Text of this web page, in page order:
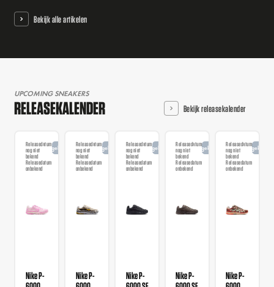
Bekijk alle artikelen
UPCOMING SNEAKERS
RELEASEKALENDER Bekijk releasekalender
Releasedatum
nog niet
bekend
Releasedatum
onbekend
Aangekondigd
Nike P-
Releasedatum
nog niet
bekend
Releasedatum
onbekend
Aangekondigd
Nike P-
Releasedatum
nog niet
bekend
Releasedatum
onbekend
Aangekondigd
Nike P-
Releasedatum
nog niet
bekend
Releasedatum
onbekend
Aangekondigd
Nike P-
Releasedatum
nog niet
bekend
Releasedatum
onbekend
Nike P-